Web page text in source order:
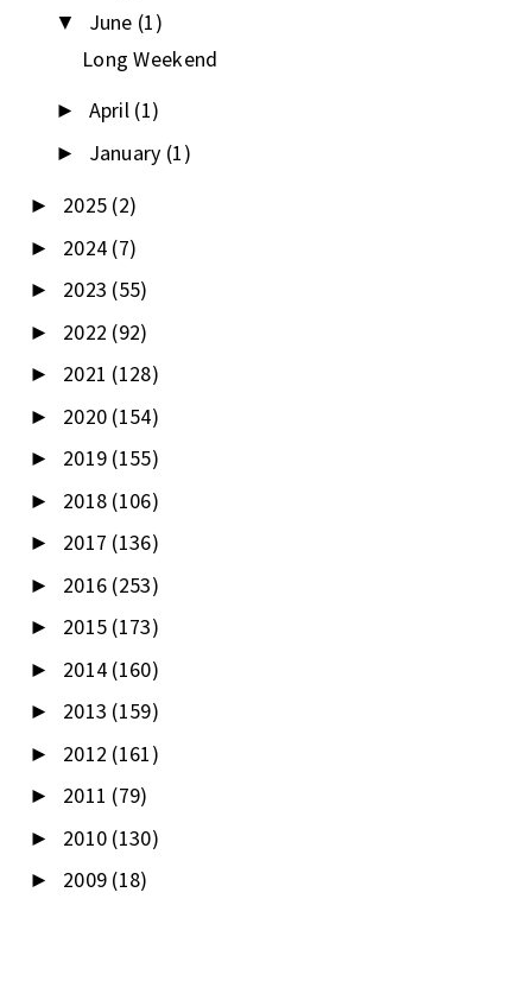
▼ June (1)
Long Weekend
► April (1)
► January (1)
► 2025 (2)
► 2024 (7)
► 2023 (55)
► 2022 (92)
► 2021 (128)
► 2020 (154)
► 2019 (155)
► 2018 (106)
► 2017 (136)
► 2016 (253)
► 2015 (173)
► 2014 (160)
► 2013 (159)
► 2012 (161)
► 2011 (79)
► 2010 (130)
► 2009 (18)